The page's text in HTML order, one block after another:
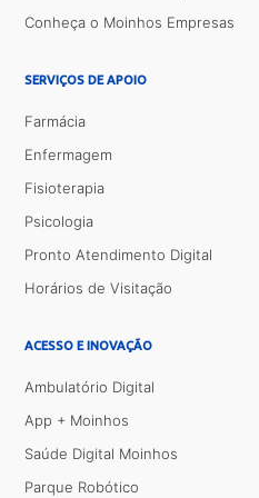
Conheça o Moinhos Empresas
SERVIÇOS DE APOIO
Farmácia
Enfermagem
Fisioterapia
Psicologia
Pronto Atendimento Digital
Horários de Visitação
ACESSO E INOVAÇÃO
Ambulatório Digital
App + Moinhos
Saúde Digital Moinhos
Parque Robótico